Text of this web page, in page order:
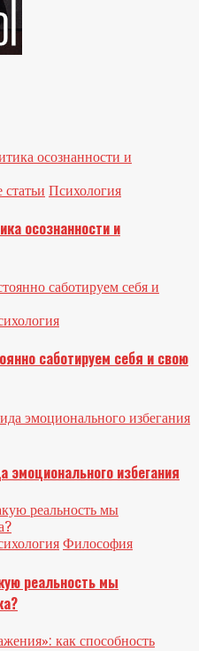
Психология
осознанности и
саботируем себя и свою
эмоционального избегания
Философия
реальность мы